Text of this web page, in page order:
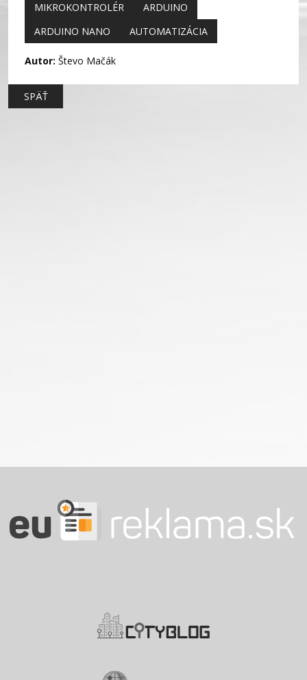
MIKROKONTROLÉR
ARDUINO
ARDUINO NANO
AUTOMATIZÁCIA
Autor: Števo Mačák
SPÄŤ